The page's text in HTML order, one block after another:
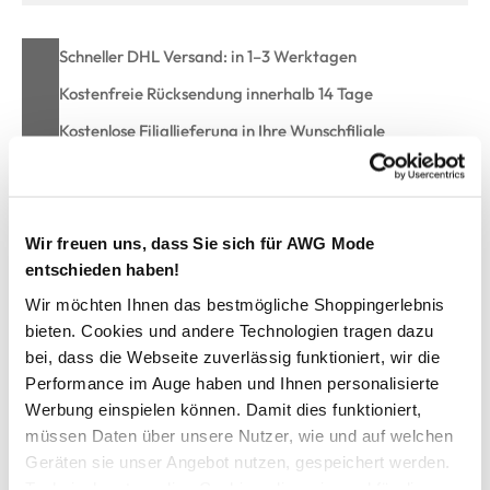
Wir freuen uns, dass Sie sich für AWG Mode
entschieden haben!
Wir möchten Ihnen das bestmögliche Shoppingerlebnis
bieten. Cookies und andere Technologien tragen dazu
bei, dass die Webseite zuverlässig funktioniert, wir die
Performance im Auge haben und Ihnen personalisierte
Werbung einspielen können. Damit dies funktioniert,
müssen Daten über unsere Nutzer, wie und auf welchen
Geräten sie unser Angebot nutzen, gespeichert werden.
Schneller DHL Versand: in 1–3 Werktagen
Kostenfreie Rücksendung innerhalb 14 Tage
Kostenlose Filiallieferung in Ihre Wunschfiliale
Damen Pyjama mit gemusterter Hose
bequemer Pyjama von Schiesser
Oberteil mit Rundhals-Ausschnitt
gerade Passform
Oberteil unifarben
super angenehmes Material